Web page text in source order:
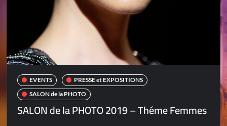
EVENTS
PRESSE et EXPOSITIONS
SALON de la PHOTO
SALON de la PHOTO 2019 – Théme Femmes